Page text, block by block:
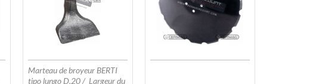
Marteau de broyeur BERTI
tipo lungo D.20 / Largeur du